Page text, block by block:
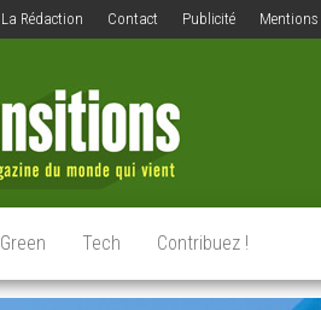
La Rédaction Contact Publicité Mentions
Green Tech Contribuez !